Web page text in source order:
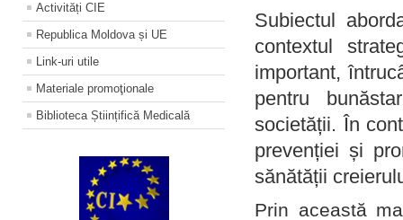
Activități CIE
Republica Moldova și UE
Link-uri utile
Materiale promoţionale
Biblioteca Științifică Medicală
Subiectul
contextul
important,
pentru
societății. În
prevenției și
sănătății
Prin această